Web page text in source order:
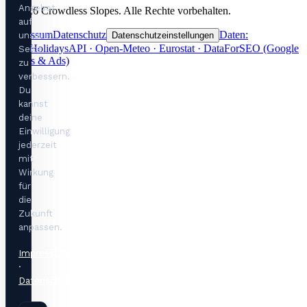
2026Crowdless Slopes. Alle Rechte vorbehalten.
ImpressumDatenschutz Datenschutzeinstellungen Daten:
OpenHolidaysAPI · Open-Meteo · Eurostat · DataForSEO (Google
Trends & Ads)
Angebot
auf
unserer
Seite
zu
verbessern.
Du
kannst
deine
Einwilligung
jederzeit
mit
Wirkung
für
die
Zukunft
anpassen.
Impressum
·
Datenschutzerklärung